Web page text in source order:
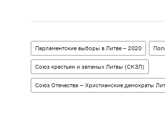
Парламентские выборы в Литве – 2020
Союз крестьян и зеленых Литвы (СКЗЛ)
Союз Отечества — Христианские демократы